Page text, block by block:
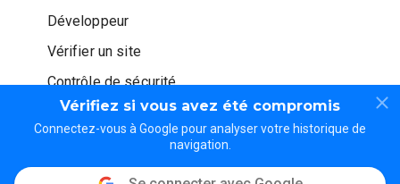
Vérifiez si vous avez été compromis
Connectez-vous à Google pour analyser votre historique de
navigation.
Développeur
Vérifier un site
Contrôle de sécurité